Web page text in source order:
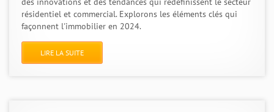
résidentiel et commercial. Explorons les éléments clés qui
façonnent l'immobilier en 2024.
LIRE LA SUITE